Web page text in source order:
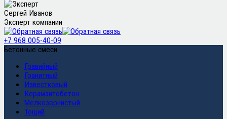
Сергей Иванов
Эксперт компании
+7 968 005-40-09
Бетонные смеси
Гравийный
Гранитный
Известковый
Керамзитобетон
Мелкозернистый
Тощий